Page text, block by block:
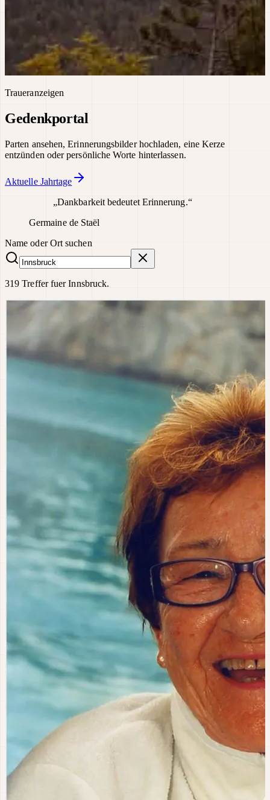
Traueranzeigen
Gedenkportal
Parten ansehen, Erinnerungsbilder hochladen, eine Kerze
entzünden oder persönliche Worte hinterlassen.
Aktuelle Jahrtage
„Dankbarkeit bedeutet Erinnerung.“
Germaine de Staël
Name oder Ort suchen
319 Treffer fuer Innsbruck.